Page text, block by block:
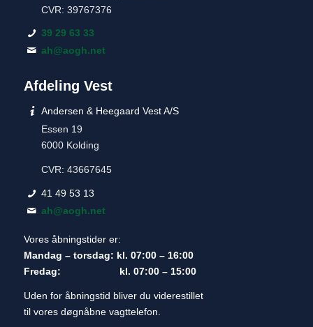
CVR: 39767376
39 29 63 33
ah@aogh.net
Afdeling Vest
Andersen & Heegaard Vest A/S
Essen 19
6000 Kolding
CVR: 43667645
41 49 53 13
ah@aogh.net
Vores åbningstider er:
Mandag – torsdag: kl. 07:00 – 16:00
Fredag: kl. 07:00 – 15:00
Uden for åbningstid bliver du viderestillet
til vores døgnåbne vagttelefon.